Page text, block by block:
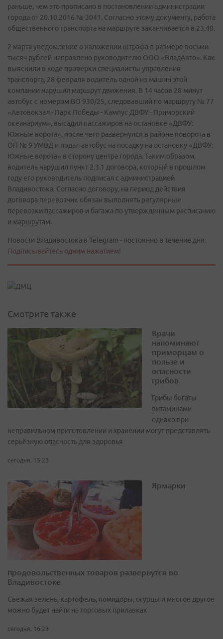
раньше, чем это прописано в постановлении администрации
города от 20.10.2016 № 3041. Согласно этому документу, работа
общественного транспорта на маршруте заканчивается в 23.40.
2 марта уведомление о наложении штрафа в размере восьми
тысяч рублей направлено руководителю ООО «ВладАвто». Как
выяснили в ходе проверки специалисты управления
транспорта, 28 февраля водитель одной из машин этой
компании нарушил маршрут движения. В 14 часов 28 минут
автобус с номером ВО 930/25, следовавший по маршруту № 77
«Автовокзал - Парк Победы - Кампус ДВФУ - Приморский
океанариум», высадил пассажиров на остановке «ДВФУ:
Южные ворота», после чего развернулся в районе поворота в
ОП № 9 УМВД и подал автобус на посадку на остановку «ДВФУ:
Южные ворота» в сторону центра города. Таким образом,
водитель нарушил пункт 2.3.1 договора, который в прошлом
году его руководитель подписал с администрацией
Владивостока. Согласно договору, на период действия
договора перевозчик обязан выполнять регулярные
перевозки пассажиров и багажа по утвержденным расписанию
и маршрутам.
Новости Владивостока в Telegram - постоянно в течение дня.
Подписывайтесь одним нажатием!
Смотрите также
Врачи
напоминают
приморцам о
пользе и
опасности
грибов
Грибы богаты
витаминами
однако при
неправильном приготовлении и хранении могут представлять
серьёзную опасность для здоровья
сегодня, 15:23
Ярмарки
продовольственных товаров развернутся во
Владивостоке
Свежая зелень, картофель, помидоры, огурцы и многое другое
можно будет найти на торговых прилавках
сегодня, 16:23